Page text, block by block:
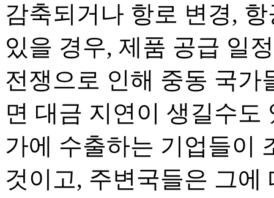
감축되거나 항로 변경,
있을 경우, 제품 공급 일
전쟁으로 인해 중동 국가
면 대금 지연이 생길수
가에 수출하는 기업들이
것이고, 주변국들은 그에